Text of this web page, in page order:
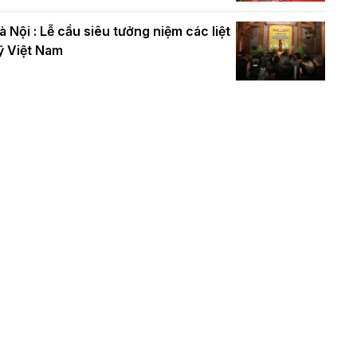
Nội : Lễ cầu siêu tưởng niệm các liệt
Việt Nam